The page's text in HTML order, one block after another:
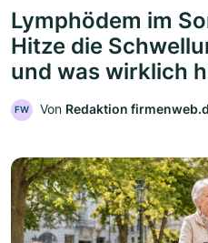
Lymphödem im
Hitze die
und was wirklich
FW Von Redaktion